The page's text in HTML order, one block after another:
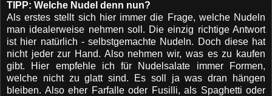
TIPP: Welche Nudel denn nun?
Als erstes stellt sich hier immer die Frage, welche Nudeln
man idealerweise nehmen soll. Die einzig richtige Antwort
ist hier natürlich - selbstgemachte Nudeln. Doch diese hat
nicht jeder zur Hand. Also nehmen wir, was es zu kaufen
gibt. Hier empfehle ich für Nudelsalate immer Formen,
welche nicht zu glatt sind. Es soll ja was dran hängen
bleiben. Also eher Farfalle oder Fusilli, als Spaghetti oder